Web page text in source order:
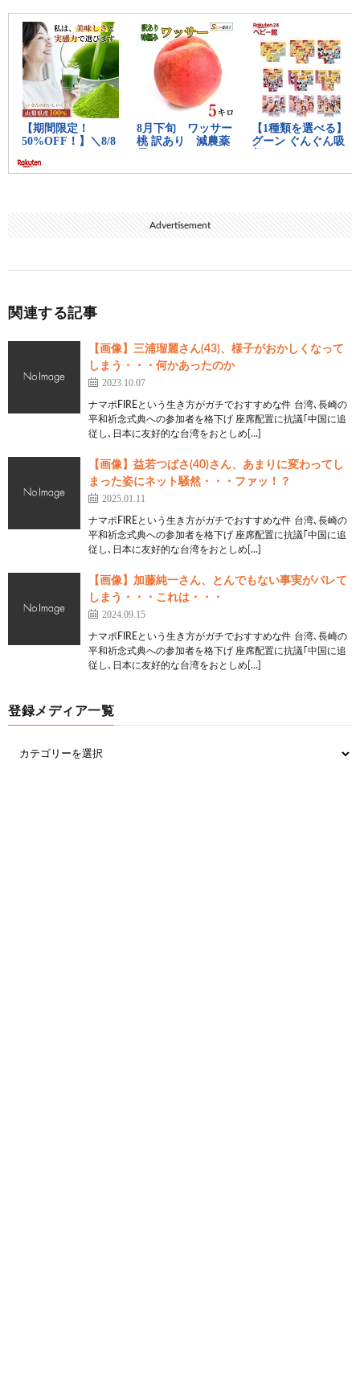
Advertisement
関連する記事
【画像】三浦瑠麗さん(43)、様子がおかしくなって
しまう・・・何かあったのか
2023.10.07
ナマポFIREという生き方がガチでおすすめな件 台湾､長崎の
平和祈念式典への参加者を格下げ 座席配置に抗議｢中国に追
従し､日本に友好的な台湾をおとしめ[…]
【画像】益若つばさ(40)さん、あまりに変わってし
まった姿にネット騒然・・・ファッ！？
2025.01.11
ナマポFIREという生き方がガチでおすすめな件 台湾､長崎の
平和祈念式典への参加者を格下げ 座席配置に抗議｢中国に追
従し､日本に友好的な台湾をおとしめ[…]
【画像】加藤純一さん、とんでもない事実がバレて
しまう・・・これは・・・
2024.09.15
ナマポFIREという生き方がガチでおすすめな件 台湾､長崎の
平和祈念式典への参加者を格下げ 座席配置に抗議｢中国に追
従し､日本に友好的な台湾をおとしめ[…]
登録メディア一覧